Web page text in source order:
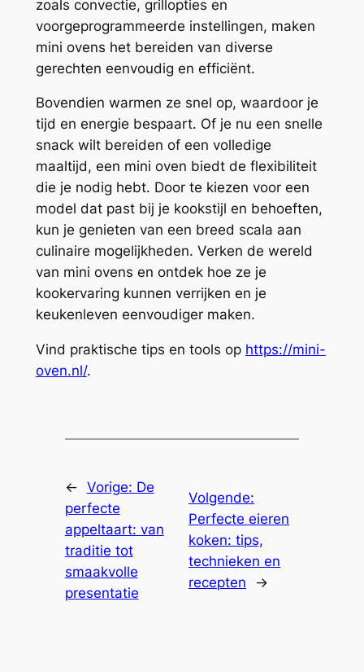
zoals convectie, grillopties en
voorgeprogrammeerde instellingen, maken
mini ovens het bereiden van diverse
gerechten eenvoudig en efficiënt.
Bovendien warmen ze snel op, waardoor je
tijd en energie bespaart. Of je nu een snelle
snack wilt bereiden of een volledige
maaltijd, een mini oven biedt de flexibiliteit
die je nodig hebt. Door te kiezen voor een
model dat past bij je kookstijl en behoeften,
kun je genieten van een breed scala aan
culinaire mogelijkheden. Verken de wereld
van mini ovens en ontdek hoe ze je
kookervaring kunnen verrijken en je
keukenleven eenvoudiger maken.
Vind praktische tips en tools op https://mini-
oven.nl/.
← Vorige: De
perfecte
appeltaart: van
traditie tot
smaakvolle
presentatie
Volgende:
Perfecte eieren
koken: tips,
technieken en
recepten
→